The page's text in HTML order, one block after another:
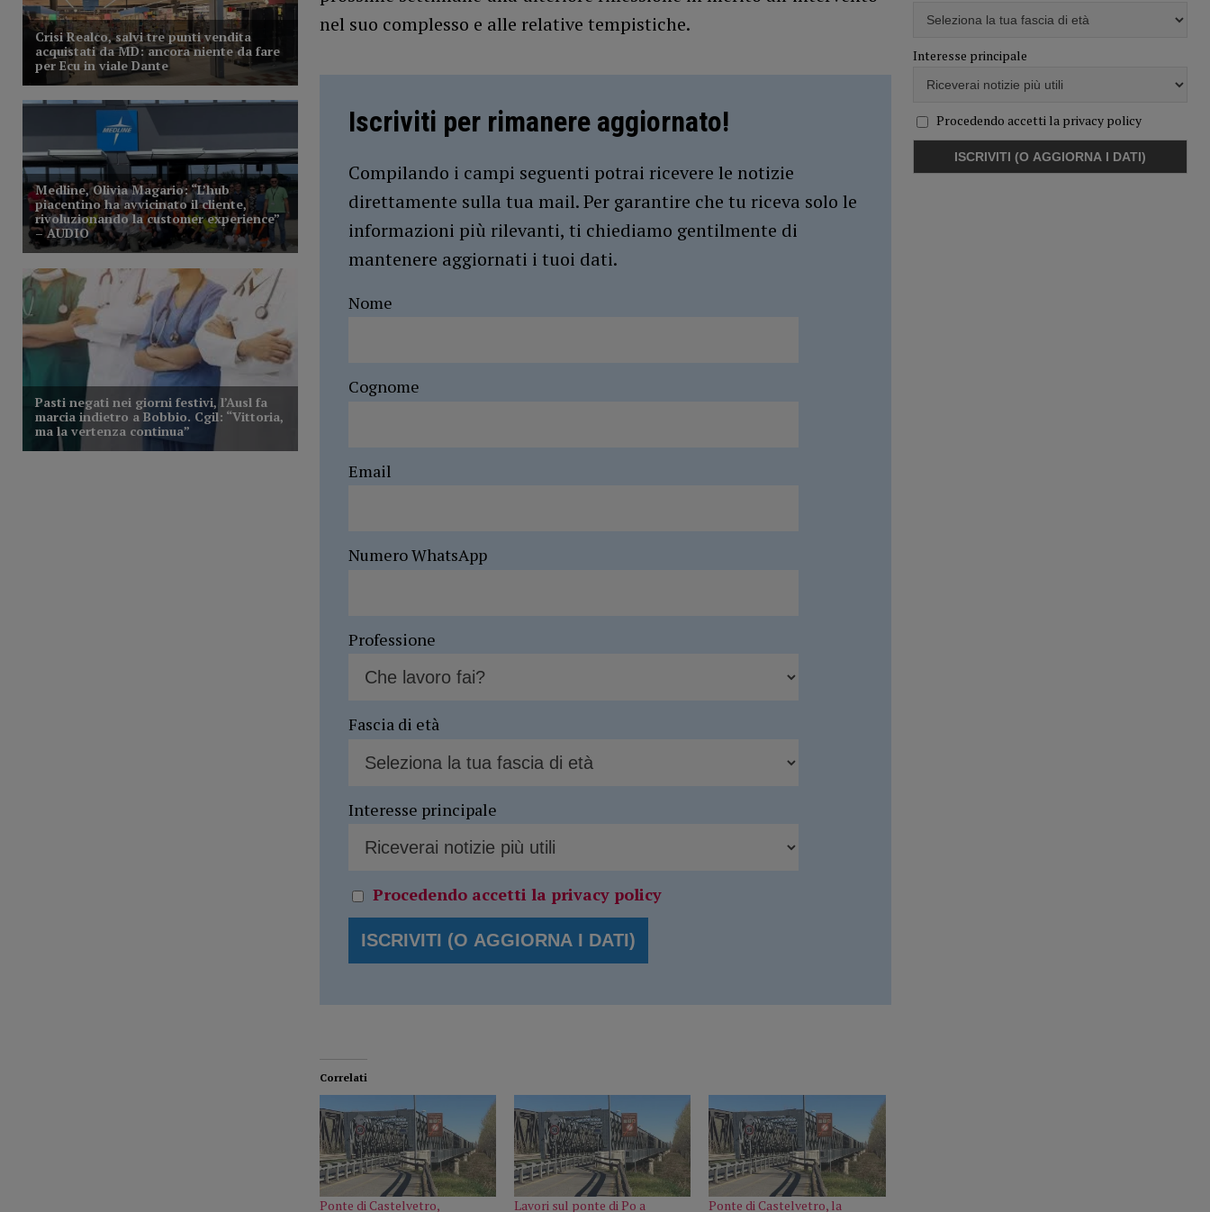
nel suo complesso e alle relative tempistiche.
Iscriviti per rimanere aggiornato!
Compilando i campi seguenti potrai ricevere le notizie
direttamente sulla tua mail. Per garantire che tu riceva solo le
informazioni più rilevanti, ti chiediamo gentilmente di
mantenere aggiornati i tuoi dati.
Nome
Cognome
Email
Numero WhatsApp
Professione
Fascia di età
Interesse principale
Procedendo accetti la privacy policy
Correlati
Ponte di Castelvetro, Lavori sul ponte di Po a Ponte di Castelvetro, la
Interesse principale
Procedendo accetti la privacy policy